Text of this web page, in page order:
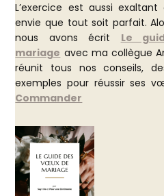
L’exercice est aussi
envie que tout soit parfait.
nous avons écrit Le
mariage avec ma collègue
réunit tous nos conseils,
exemples pour réussir ses
Commander